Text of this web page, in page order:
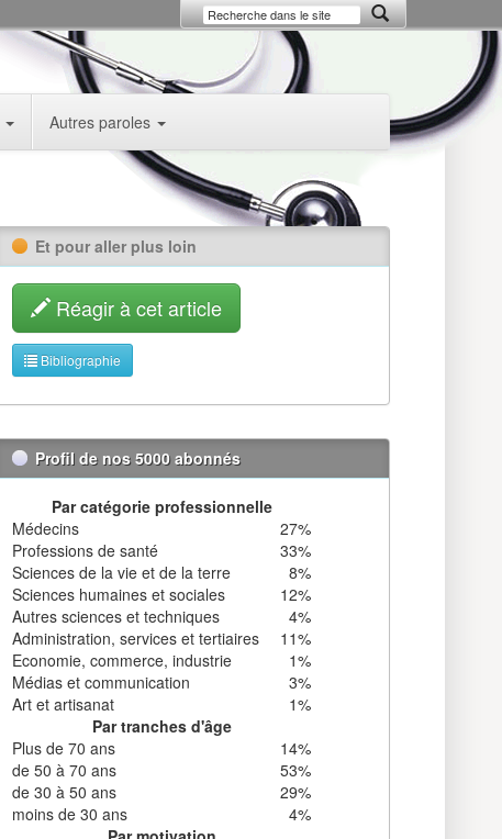
Autres paroles
Et pour aller plus loin
Réagir à cet article
Bibliographie
Profil de nos 5000 abonnés
Par catégorie professionnelle
Médecins
27%
Professions de santé
33%
Sciences de la vie et de la terre
8%
Sciences humaines et sociales
12%
Autres sciences et techniques
4%
Administration, services et tertiaires
11%
Economie, commerce, industrie
1%
Médias et communication
3%
Art et artisanat
1%
Par tranches d'âge
Plus de 70 ans
14%
de 50 à 70 ans
53%
de 30 à 50 ans
29%
moins de 30 ans
4%